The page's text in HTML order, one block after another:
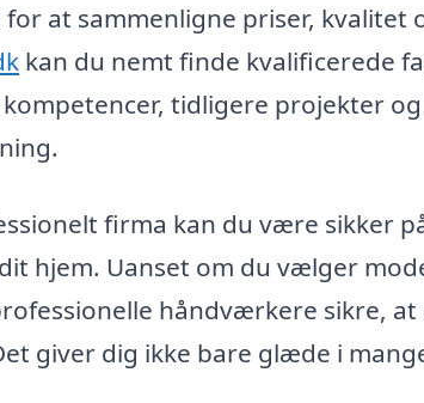
at sammenligne priser, kvalitet
kan du nemt finde kvalificerede
tidligere projekter
firma kan du være sikker
hjem. Uanset om du vælger
håndværkere sikre,
giver dig ikke bare glæde i